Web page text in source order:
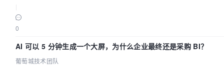
0
AI 可以 5 分钟生成一个大屏，为什么企业最终还是采购 BI？
葡萄城技术团队